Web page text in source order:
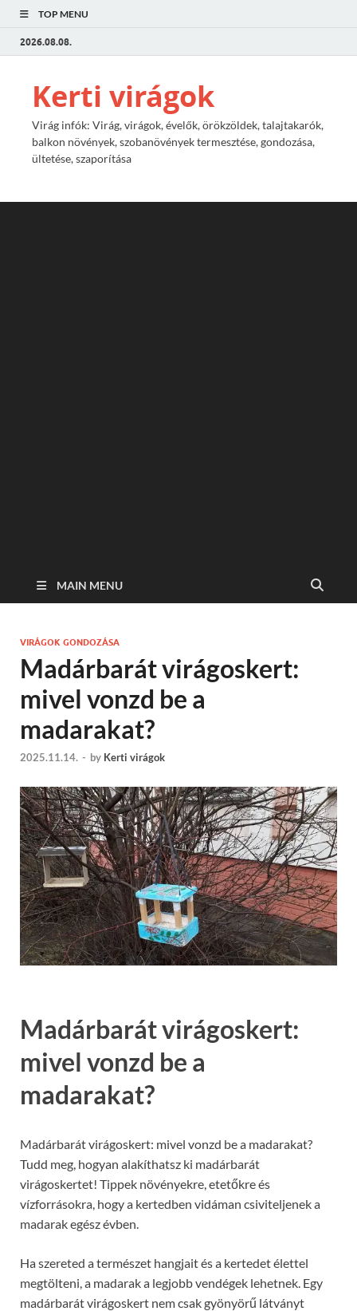
TOP MENU
2026.08.08.
Kerti virágok
Virág infók: Virág, virágok, évelők, örökzöldek, talajtakarók,
balkon növények, szobanövények termesztése, gondozása,
ültetése, szaporítása
MAIN MENU
VIRÁGOK GONDOZÁSA
Madárbarát virágoskert:
mivel vonzd be a
madarakat?
2025.11.14. - by Kerti virágok
Madárbarát virágoskert:
mivel vonzd be a
madarakat?
Madárbarát virágoskert: mivel vonzd be a madarakat?
Tudd meg, hogyan alakíthatsz ki madárbarát
virágoskertet! Tippek növényekre, etetőkre és
vízforrásokra, hogy a kertedben vidáman csiviteljenek a
madarak egész évben.
Ha szereted a természet hangjait és a kertedet élettel
megtölteni, a madarak a legjobb vendégek lehetnek. Egy
madárbarát virágoskert nem csak gyönyörű látványt